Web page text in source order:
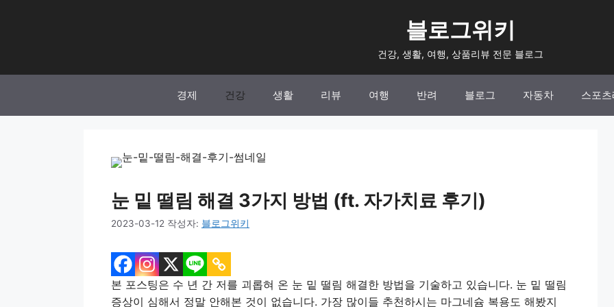
건
블로그위키
건강, 생활, 여행, 상품리뷰 전문 블로그
경제 건강 생활 리뷰 여행 반려 블로그 자동차 스포츠
눈 밑 떨림 해결 3가지 방법 (ft. 자가치료 후기)
2023-03-12 작성자: 블로그위키
본 포스팅은 수 년 간 저를 괴롭혀 온 눈 밑 떨림 해결한 방법을 기술하고 있습니다. 눈 밑 떨림
증상이 심해서 정말 안해본 것이 없습니다. 가장 많이들 추천하시는 마그네슘 복용도 해봤지